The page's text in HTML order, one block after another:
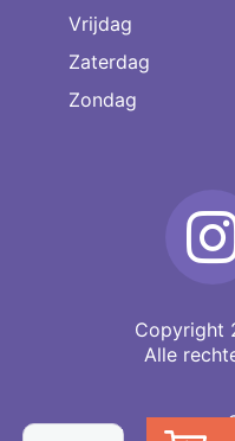
Rode
Vrijdag
Zaterdag
Zondag
Copyright
Alle